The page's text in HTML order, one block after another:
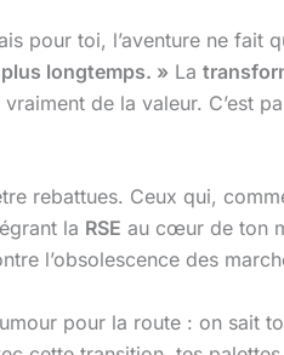
pour toi, l’aventure ne fait
longtemps. » La
de la valeur. C’est
rebattues. Ceux qui,
la RSE au cœur de ton
l’obsolescence des
pour la route : on sait